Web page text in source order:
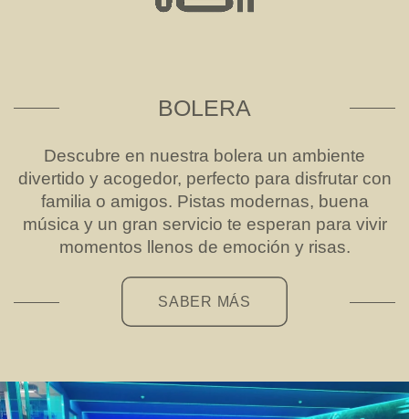
BOLERA
Descubre en nuestra bolera un ambiente
divertido y acogedor, perfecto para disfrutar con
familia o amigos. Pistas modernas, buena
música y un gran servicio te esperan para vivir
momentos llenos de emoción y risas.
SABER MÁS